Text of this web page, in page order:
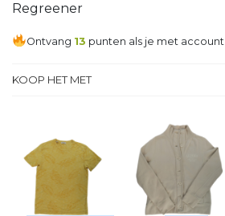
Regreener
Ontvang 13 punten als je met
KOOP HET MET